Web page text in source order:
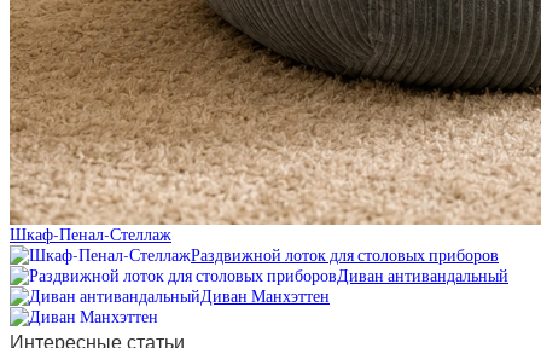
Шкаф-Пенал-Стеллаж
Раздвижной лоток для столовых приборов
Диван антивандальный
Диван Манхэттен
Интересные статьи